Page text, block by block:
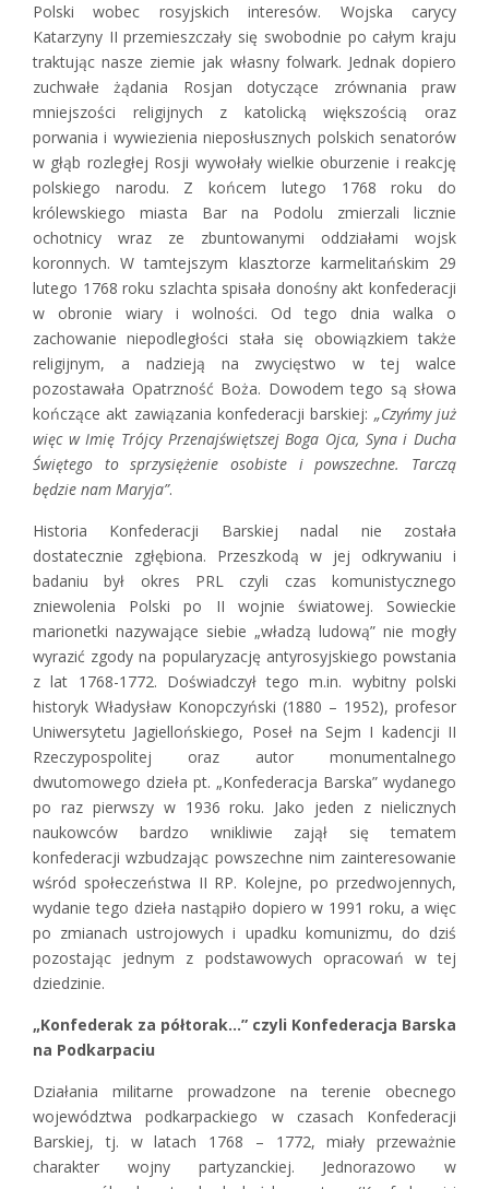
Polski wobec rosyjskich interesów. Wojska carycy
Katarzyny II przemieszczały się swobodnie po całym kraju
traktując nasze ziemie jak własny folwark. Jednak dopiero
zuchwałe żądania Rosjan dotyczące zrównania praw
mniejszości religijnych z katolicką większością oraz
porwania i wywiezienia nieposłusznych polskich senatorów
w głąb rozległej Rosji wywołały wielkie oburzenie i reakcję
polskiego narodu. Z końcem lutego 1768 roku do
królewskiego miasta Bar na Podolu zmierzali licznie
ochotnicy wraz ze zbuntowanymi oddziałami wojsk
koronnych. W tamtejszym klasztorze karmelitańskim 29
lutego 1768 roku szlachta spisała donośny akt konfederacji
w obronie wiary i wolności. Od tego dnia walka o
zachowanie niepodległości stała się obowiązkiem także
religijnym, a nadzieją na zwycięstwo w tej walce
pozostawała Opatrzność Boża. Dowodem tego są słowa
kończące akt zawiązania konfederacji barskiej: „Czyńmy już
więc w Imię Trójcy Przenajświętszej Boga Ojca, Syna i Ducha
Świętego to sprzysiężenie osobiste i powszechne. Tarczą
będzie nam Maryja”.
Historia Konfederacji Barskiej nadal nie została
dostatecznie zgłębiona. Przeszkodą w jej odkrywaniu i
badaniu był okres PRL czyli czas komunistycznego
zniewolenia Polski po II wojnie światowej. Sowieckie
marionetki nazywające siebie „władzą ludową” nie mogły
wyrazić zgody na popularyzację antyrosyjskiego powstania
z lat 1768-1772. Doświadczył tego m.in. wybitny polski
historyk Władysław Konopczyński (1880 – 1952), profesor
Uniwersytetu Jagiellońskiego, Poseł na Sejm I kadencji II
Rzeczypospolitej oraz autor monumentalnego
dwutomowego dzieła pt. „Konfederacja Barska” wydanego
po raz pierwszy w 1936 roku. Jako jeden z nielicznych
naukowców bardzo wnikliwie zajął się tematem
konfederacji wzbudzając powszechne nim zainteresowanie
wśród społeczeństwa II RP. Kolejne, po przedwojennych,
wydanie tego dzieła nastąpiło dopiero w 1991 roku, a więc
po zmianach ustrojowych i upadku komunizmu, do dziś
pozostając jednym z podstawowych opracowań w tej
dziedzinie.
„Konfederak za półtorak…” czyli Konfederacja Barska
na Podkarpaciu
Działania militarne prowadzone na terenie obecnego
województwa podkarpackiego w czasach Konfederacji
Barskiej, tj. w latach 1768 – 1772, miały przeważnie
charakter wojny partyzanckiej. Jednorazowo w